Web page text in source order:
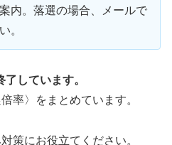
内。落選の場合、メールで
。
しています。
率〉をまとめています。
策にお役立てください。